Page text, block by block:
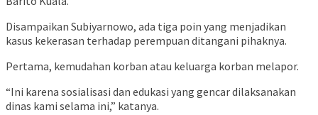
Disampaikan Subiyarnowo, ada tiga poin yang menjadikan
kasus kekerasan terhadap perempuan ditangani pihaknya.
Pertama, kemudahan korban atau keluarga korban melapor.
“Ini karena sosialisasi dan edukasi yang gencar dilaksanakan
dinas kami selama ini,” katanya.